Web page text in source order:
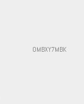
OMBXY7MBK